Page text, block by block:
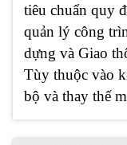
tiêu chuẩn quy
quản lý công
dựng và Giao
Tùy thuộc vào
bộ và thay thế